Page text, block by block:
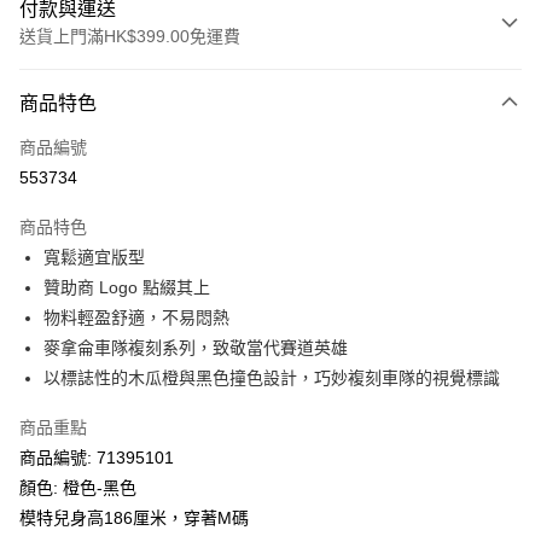
付款與運送
送貨上門滿HK$399.00免運費
信用卡
線上付款
Alipay, PayMe, WeChat Pay, UnionPay, FPS
送貨方式
單筆訂單淨值滿$399可享免運費優惠
每筆HK$30.00，滿HK$399.00或以上免運費
滿$599可享澳門免運費優惠 運費表
商品特色
商品編號
553734
商品特色
寬鬆適宜版型
贊助商 Logo 點綴其上
物料輕盈舒適，不易悶熱
麥拿侖車隊複刻系列，致敬當代賽道英雄
以標誌性的木瓜橙與黑色撞色設計，巧妙複刻車隊的視覺標識
商品重點
商品編號: 71395101
顏色: 橙色-黑色
模特兒身高186厘米，穿著M碼